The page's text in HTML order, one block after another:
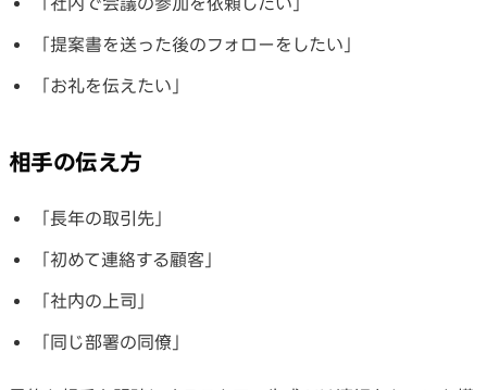
「提案書を送った後のフォローをしたい」
「お礼を伝えたい」
相手の伝え方
「長年の取引先」
「初めて連絡する顧客」
「社内の上司」
「同じ部署の同僚」